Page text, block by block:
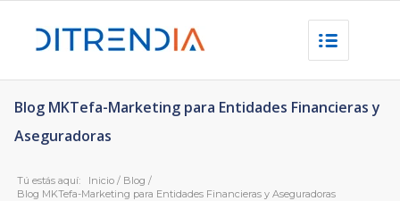
Blog MKTefa-Marketing para Entidades Financieras y
Aseguradoras
Tú estás aquí: Inicio / Blog /
Blog MKTefa-Marketing para Entidades Financieras y Aseguradoras